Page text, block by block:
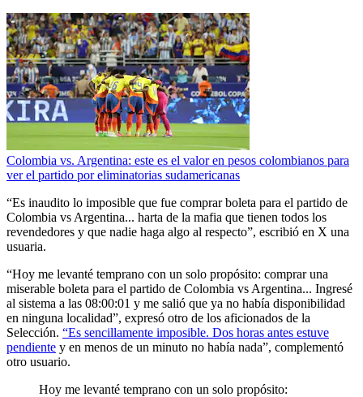
Colombia vs. Argentina: este es el valor en pesos colombianos para
ver el partido por eliminatorias sudamericanas
“Es inaudito lo imposible que fue comprar boleta para el partido de
Colombia vs Argentina... harta de la mafia que tienen todos los
revendedores y que nadie haga algo al respecto”, escribió en X una
usuaria.
“Hoy me levanté temprano con un solo propósito: comprar una
miserable boleta para el partido de Colombia vs Argentina... Ingresé
al sistema a las 08:00:01 y me salió que ya no había disponibilidad
en ninguna localidad”, expresó otro de los aficionados de la
Selección. “Es sencillamente imposible. Dos horas antes estuve
pendiente y en menos de un minuto no había nada”, complementó
otro usuario.
Hoy me levanté temprano con un solo propósito: